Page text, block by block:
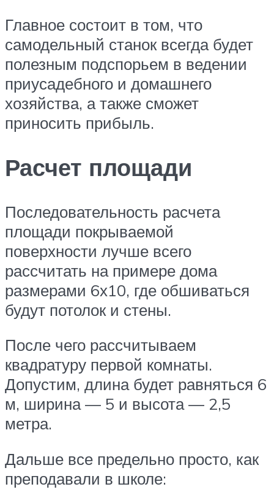
Главное состоит в том, что
самодельный станок всегда будет
полезным подспорьем в ведении
приусадебного и домашнего
хозяйства, а также сможет
приносить прибыль.
Расчет площади
Последовательность расчета
площади покрываемой
поверхности лучше всего
рассчитать на примере дома
размерами 6х10, где обшиваться
будут потолок и стены.
После чего рассчитываем
квадратуру первой комнаты.
Допустим, длина будет равняться 6
м, ширина — 5 и высота — 2,5
метра.
Дальше все предельно просто, как
преподавали в школе: